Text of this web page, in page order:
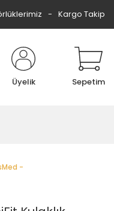
Kargo Takip
Üyelik Sepetim
-